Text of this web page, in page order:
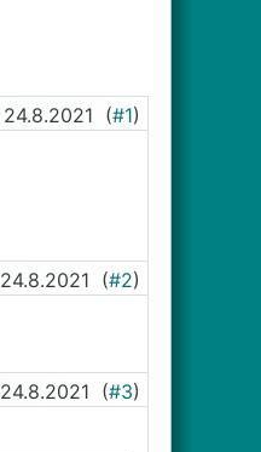
24.8.2021 (#1)
24.8.2021 (#2)
24.8.2021 (#3)